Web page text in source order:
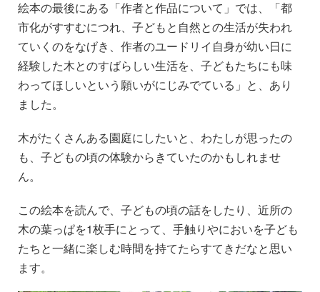
絵本の最後にある「作者と作品について」では、「都
市化がすすむにつれ、子どもと自然との生活が失われ
ていくのをなげき、作者のユードリイ自身が幼い日に
経験した木とのすばらしい生活を、子どもたちにも味
わってほしいという願いがにじみでている」と、あり
ました。
木がたくさんある園庭にしたいと、わたしが思ったの
も、子どもの頃の体験からきていたのかもしれませ
ん。
この絵本を読んで、子どもの頃の話をしたり、近所の
木の葉っぱを1枚手にとって、手触りやにおいを子ども
たちと一緒に楽しむ時間を持てたらすてきだなと思い
ます。